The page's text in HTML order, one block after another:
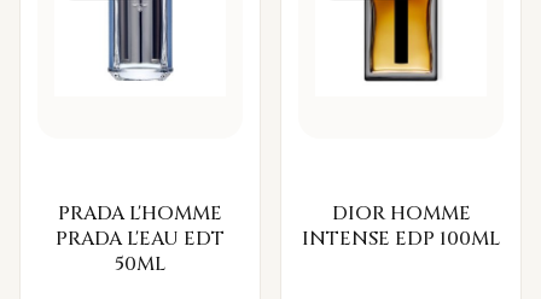
PRADA L'HOMME
PRADA L'EAU EDT
50ML
DIOR HOMME
INTENSE EDP 100ML